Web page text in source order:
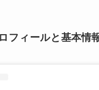
フィールと基本情